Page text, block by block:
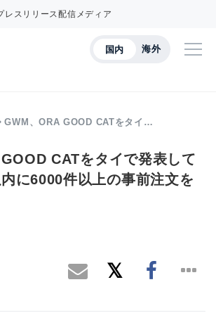
レスリリース配信メディア
国内 海外
GWM、ORA GOOD CATをタイ…
CATをタイで発表して
に6000件以上の事前注文を